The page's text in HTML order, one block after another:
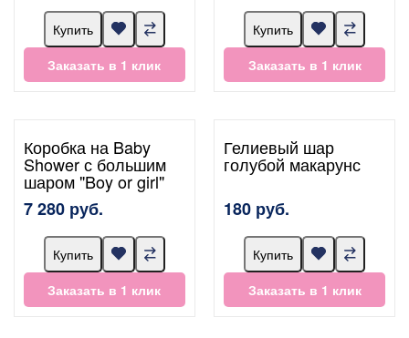
Купить
Заказать в 1 клик
Купить
Заказать в 1 клик
Коробка на Baby
Shower с большим
шаром "Boy or girl"
7 280 руб.
Купить
Заказать в 1 клик
Гелиевый шар
голубой макарунс
180 руб.
Купить
Заказать в 1 клик